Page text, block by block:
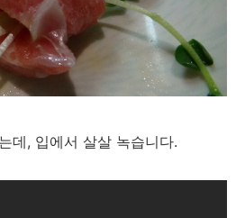
데, 입에서 살살 녹습니다.